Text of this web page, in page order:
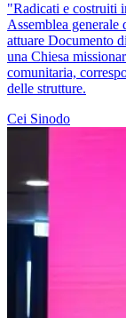
"Radicati e costruiti
Assemblea
attuare Documento
una Chiesa
comunitaria,
delle strutture.
Cei Sinodo